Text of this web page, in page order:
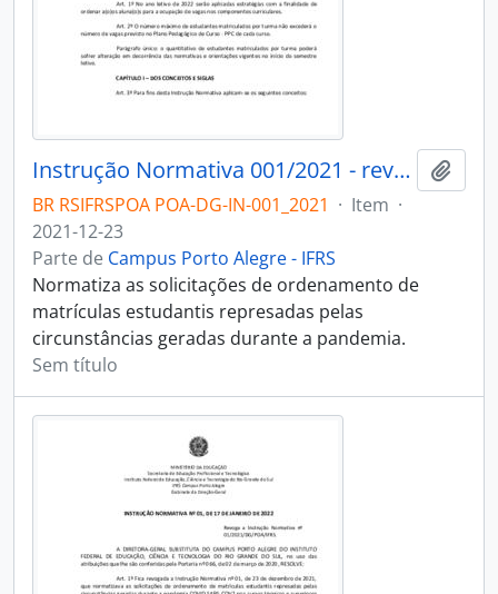
Instrução Normativa 001/2021 - revogado
BR RSIFRSPOA POA-DG-IN-001_2021 · Item ·
2021-12-23
Parte de Campus Porto Alegre - IFRS
Normatiza as solicitações de ordenamento de
matrículas estudantis represadas pelas
circunstâncias geradas durante a pandemia.
Sem título